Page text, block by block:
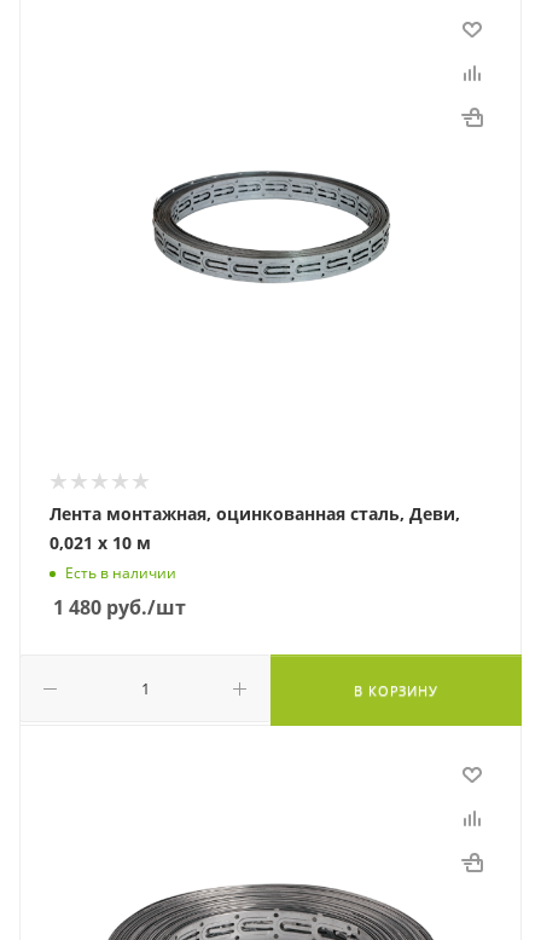
Лента монтажная, оцинкованная сталь, Деви,
0,021 х 10 м
Есть в наличии
1 480 руб./шт
В КОРЗИНУ